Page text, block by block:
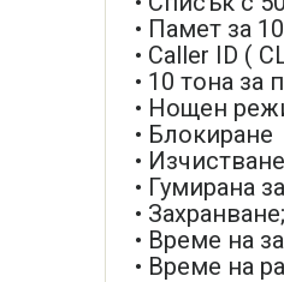
• Памет за
• Caller ID (
• 10 тона
• Нощен
•
•
• Гумирана
•
• Време на
• Време на